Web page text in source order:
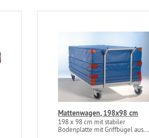
Mattenwagen, 198x98 cm
198 x 98 cm mit stabiler
Bodenplatte mit Griffbügel aus...